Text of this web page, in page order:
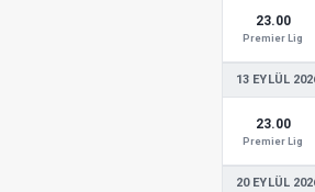
23.00
Premier Lig
13 EYLÜL
23.00
Premier Lig
20 EYLÜL